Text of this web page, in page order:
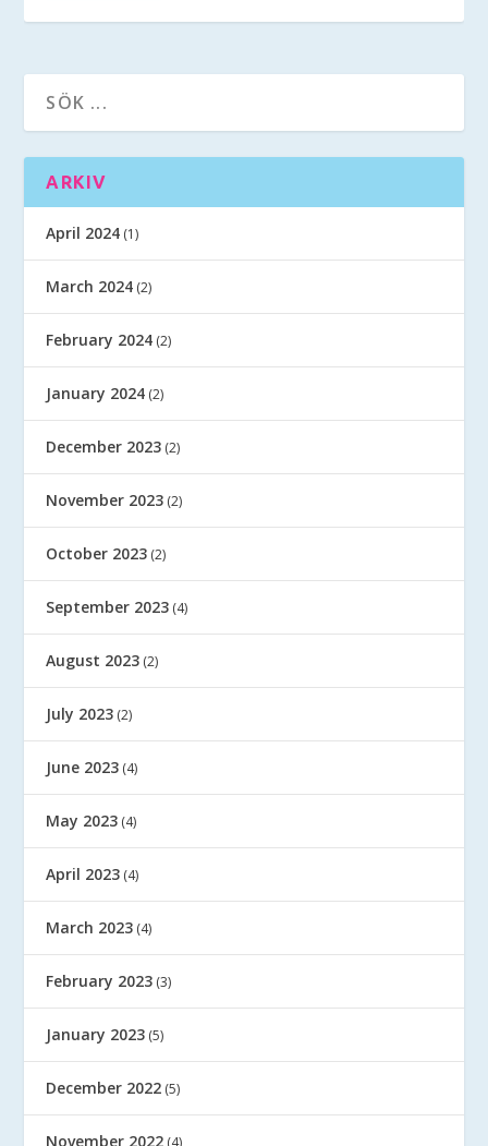
ARKIV
April 2024 (1)
March 2024 (2)
February 2024 (2)
January 2024 (2)
December 2023 (2)
November 2023 (2)
October 2023 (2)
September 2023 (4)
August 2023 (2)
July 2023 (2)
June 2023 (4)
May 2023 (4)
April 2023 (4)
March 2023 (4)
February 2023 (3)
January 2023 (5)
December 2022 (5)
November 2022 (4)